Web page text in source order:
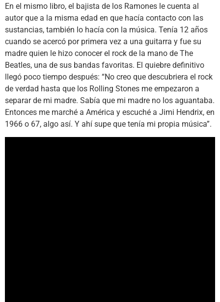
En el mismo libro, el bajista de los Ramones le cuenta al
autor que a la misma edad en que hacía contacto con las
sustancias, también lo hacía con la música. Tenía 12 años
cuando se acercó por primera vez a una guitarra y fue su
madre quien le hizo conocer el rock de la mano de The
Beatles, una de sus bandas favoritas. El quiebre definitivo
llegó poco tiempo después: “No creo que descubriera el rock
de verdad hasta que los Rolling Stones me empezaron a
separar de mi madre. Sabía que mi madre no los aguantaba.
Entonces me marché a América y escuché a Jimi Hendrix, en
1966 o 67, algo así. Y ahí supe que tenía mi propia música”.